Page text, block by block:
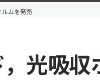
ムを発売
光吸